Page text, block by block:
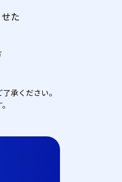
た
承ください。